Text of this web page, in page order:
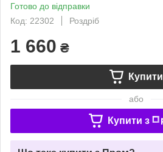
Готово до відправки
Код: 22302
Роздріб
1 660 ₴
Купити
або
Купити з